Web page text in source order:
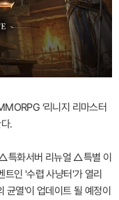
‘리니지 리마스터
.
특화서버 리뉴얼 △특별 이
인 '수렵 사냥터'가 열리
균열'이 업데이트 될 예정이